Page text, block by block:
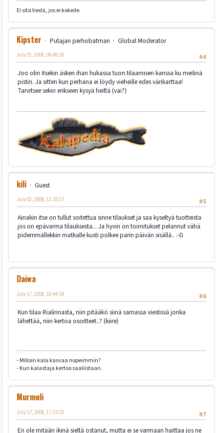
Ei sitä tiedä, jos ei kokeile.
Kipster Putajan perhobatman
Global Moderator
#4
July 01, 2008, 00:49:18
Joo olin itsekin äsken ihan hukassa tuon tilaamisen kanssa ku meilinä
pistin. Ja sitten kun perhana ei löydy vieheille edes värikarttaa!
Tarvitsee sekin erikseen kysyä heiltä (vai?)
kili
Guest
#5
July 02, 2008, 12:33:17
Ainakin itse on tullut soitettua sinne tilaukset ja saa kyseltyä tuotteista
jos on epävarma tilauksesta... Ja hyvin on toimitukset pelannut vähä
pidemmällekkin matkalle kusti polkee parin päivän sisällä.. :-D
Daiwa
#6
July 17, 2008, 16:44:54
Kun tilaa Rialinnasta, niin pitääkö siinä samassa viestissä jonka
lähettää, niin kertoa osoitteet..? (kiire)
- Milloin kala kasvaa nopeimmin?
- Kun kalastaja kertoo saaliistaan.
Murmeli
#7
July 17, 2008, 17:15:55
En ole mitään ikinä sieltä ostanut, mutta ei se varmaan haittaa jos ne